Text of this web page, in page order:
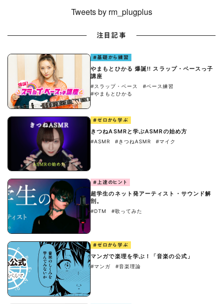
Tweets by rm_plugplus
注目記事
#基礎から練習
やまもとひかる 爆誕!! スラップ・ベースっ子
講座
#スラップ・ベース
#ベース練習
#やまもとひかる
#ゼロから学ぶ
きつねASMRと学ぶASMRの始め方
#ASMR #きつねASMR #マイク
#上達のヒント
超学生のネット発アーティスト・サウンド解
剖。
#DTM #歌ってみた
#ゼロから学ぶ
マンガで楽理を学ぶ！「音楽の公式」
#マンガ #音楽理論